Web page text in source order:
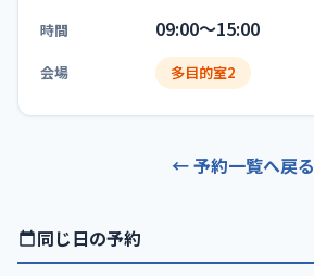
時間 09:00〜15:00
会場 多目的室2
← 予約一覧へ戻る
同じ日の予約